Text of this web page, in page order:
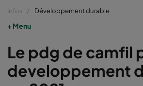
Infos Développement durable
Menu
Le pdg de camfil
developpement